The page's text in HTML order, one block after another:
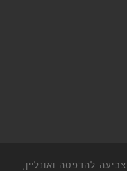
להדפסה ואונליין,